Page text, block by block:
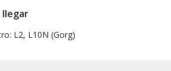
llegar
L2, L10N (Gorg)